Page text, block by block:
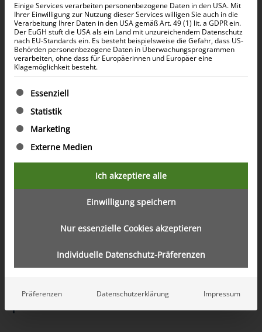
Inhaltsverzeichnis öffnen
Off-Plan-Investment in Dubai: So
Einige Services verarbeiten personenbezogene Daten in den USA. Mit
Ihrer Einwilligung zur Nutzung dieser Services willigen Sie auch in die
Verarbeitung Ihrer Daten in den USA gemäß Art. 49 (1) lit. a GDPR ein.
Der EuGH stuft die USA als ein Land mit unzureichendem Datenschutz
nach EU-Standards ein. Es besteht beispielsweise die Gefahr, dass US-
Behörden personenbezogene Daten in Überwachungsprogrammen
verarbeiten, ohne dass für Europäerinnen und Europäer eine
Klagemöglichkeit besteht.
Es folgt eine Liste der Service-Gruppen, für die eine
Essenziell
Statistik
Marketing
Externe Medien
Ich akzeptiere alle
Einwilligung speichern
Nur essenzielle Cookies akzeptieren
Individuelle Datenschutz-Präferenzen
Präferenzen Datenschutzerklärung Impressum